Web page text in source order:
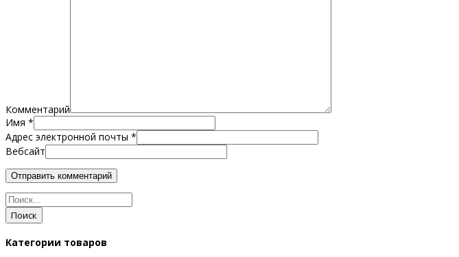
Комментарий
Имя *
Адрес электронной почты *
Вебсайт
Поиск
Категории товаров